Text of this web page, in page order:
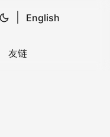
English
友链